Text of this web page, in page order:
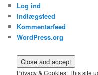
Log ind
Indlægsfeed
Kommentarfeed
WordPress.org
Privacy & Cookies: This site